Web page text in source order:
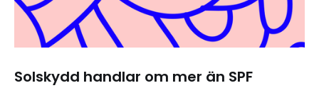
Solskydd handlar om mer än SPF